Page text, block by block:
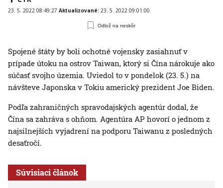
23. 5. 2022 08:49:27 Aktualizované: 23. 5. 2022 09:01:00
Odlož na neskôr
Spojené štáty by boli ochotné vojensky zasiahnuť v
prípade útoku na ostrov Taiwan, ktorý si Čína nárokuje ako
súčasť svojho územia. Uviedol to v pondelok (23. 5.) na
návšteve Japonska v Tokiu americký prezident Joe Biden.
Podľa zahraničných spravodajských agentúr dodal, že
Čína sa zahráva s ohňom. Agentúra AP hovorí o jednom z
najsilnejších vyjadrení na podporu Taiwanu z posledných
desaťročí.
Súvisiaci článok